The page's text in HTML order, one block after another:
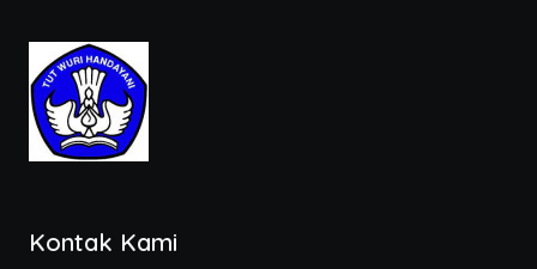
Kontak Kami